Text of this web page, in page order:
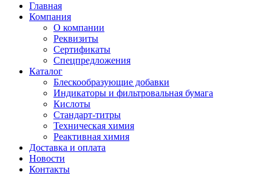
Главная
Компания
О компании
Реквизиты
Сертификаты
Спецпредложения
Каталог
Блескообразующие добавки
Индикаторы и фильтровальная бумага
Кислоты
Стандарт-титры
Техническая химия
Реактивная химия
Доставка и оплата
Новости
Контакты